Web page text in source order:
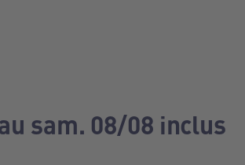
sam. 08/08 inclus